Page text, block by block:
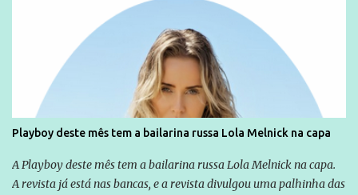
empreendedor da comunicação, que além de informação
cotidiana, corriqueira e cada vez mais preocupantes, do tipo que
você já esta acostumado a ver neste espaço, vou trabalhar a ideia
que possibilite distribuir não só informações, mas que gere de
forma consistente a riqueza do conhecimento... Exemplo: o
cidadão brasileiro não precisa só ser informado sobre operações
da Lava Jato, Reformas que podem retirar ou não direitos, ou
quem vai ser preso ou não; é preciso levar até as pessoas, do mais
simples ao mais burguês, o que diz a nossa Constituição, quais são
seus direitos e deveres em ...
Playboy deste mês tem a bailarina russa Lola Melnick na capa
A Playboy deste mês tem a bailarina russa Lola Melnick na capa.
A revista já está nas bancas, e a revista divulgou uma palhinha das